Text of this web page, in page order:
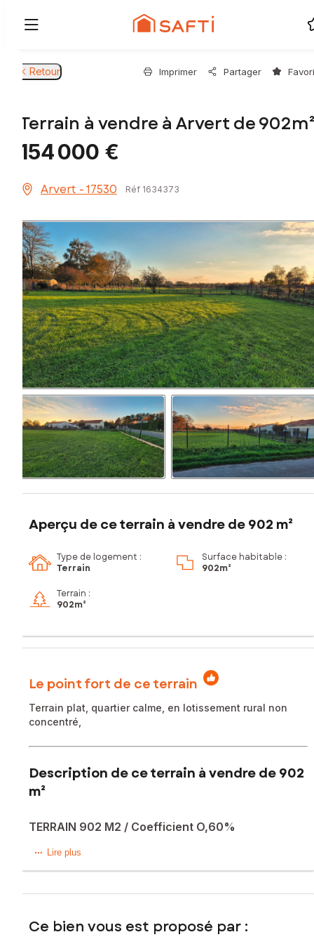
Retour Imprimer Partager
Terrain à vendre à Arvert de
154 000 €
Arvert - 17530 Réf 1634373
Aperçu de ce terrain à vendre de 902 m²
Type de logement :
Terrain
Surface habitable :
902m²
Terrain :
902m²
Le point fort de ce terrain
Terrain plat, quartier calme, en lotissement rural non
concentré,
Description de ce terrain à vendre de 902
m²
TERRAIN 902 M2 / Coefficient O,60%
Situé sur la commune d'ARVERT (17530), sur la côte
terrain détaché, d'une superficie totale de 902 m2, clôturé
maison d'habitation avec un coefficient de 0,60% maximum
aux conditions du présent mandat pour un prix de 154 000
Lire plus
Ce bien vous est proposé par :